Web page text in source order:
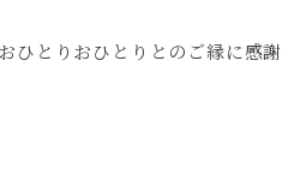
ひとりおひとりとのご縁に感謝